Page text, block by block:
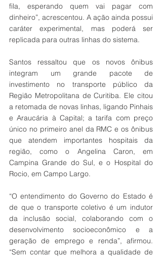
fila, esperando quem vai pagar com
dinheiro”, acrescentou. A ação ainda possui
caráter experimental, mas poderá ser
replicada para outras linhas do sistema.
Santos ressaltou que os novos ônibus
integram um grande pacote de
investimento no transporte público da
Região Metropolitana de Curitiba. Ele citou
a retomada de novas linhas, ligando Pinhais
e Araucária à Capital; a tarifa com preço
único no primeiro anel da RMC e os ônibus
que atendem importantes hospitais da
região, como o Angelina Caron, em
Campina Grande do Sul, e o Hospital do
Rocio, em Campo Largo.
“O entendimento do Governo do Estado é
de que o transporte coletivo é um indutor
da inclusão social, colaborando com o
desenvolvimento socioeconômico e a
geração de emprego e renda”, afirmou.
“Sem contar que melhora a qualidade de